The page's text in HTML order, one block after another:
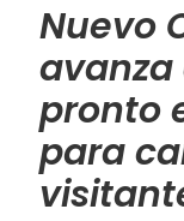
Nuevo
avanza
pronto
para